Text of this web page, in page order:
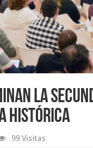
la
Histórica
99 Visitas